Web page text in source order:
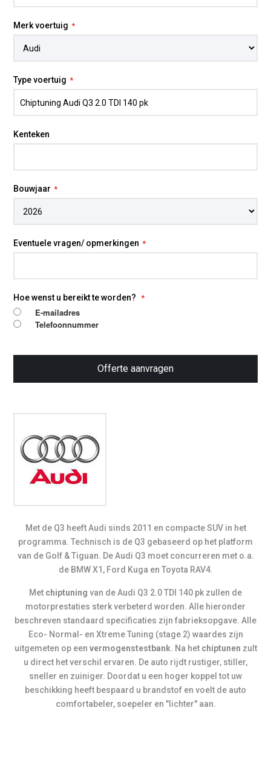
Merk voertuig
Type voertuig
Kenteken
Bouwjaar
Eventuele vragen/ opmerkingen
Hoe wenst u bereikt te worden?
E-mailadres
Telefoonnummer
Offerte aanvragen
Met de Q3 heeft Audi sinds 2011 en compacte SUV in het
programma. Technisch is de Q3 gebaseerd op het platform
van de Golf & Tiguan. De Audi Q3 moet concurreren met o.a.
de BMW X1, Ford Kuga en Toyota RAV4.
Met chiptuning van de Audi Q3 2.0 TDI 140 pk zullen de
motorprestaties sterk verbeterd worden. Alle hieronder
beschreven standaard specificaties zijn fabrieksopgave. Alle
Eco- Normal- en Xtreme Tuning (stage 2) waardes zijn
uitgemeten op een vermogenstestbank. Na het chiptunen zult
u direct het verschil ervaren. De auto rijdt rustiger, stiller,
sneller en zuiniger. Doordat u een hoger koppel tot uw
beschikking heeft bespaard u brandstof en voelt de auto
comfortabeler, soepeler en "lichter" aan.